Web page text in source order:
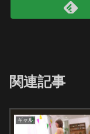
関連記事
ギャル